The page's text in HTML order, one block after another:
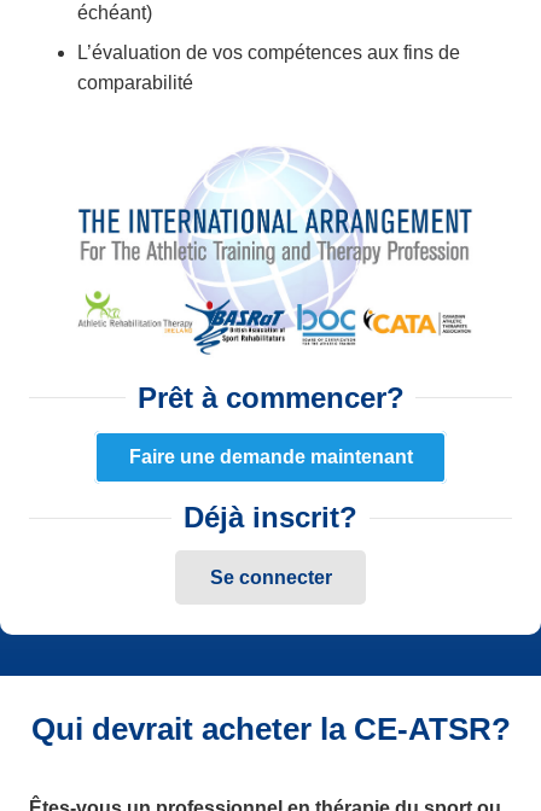
Prêt à commencer?
Faire une demande maintenant
Déjà inscrit?
Se connecter
échéant)
L’évaluation de vos compétences aux fins de
comparabilité
Qui devrait acheter la CE-ATSR?